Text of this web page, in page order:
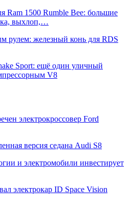
Ram 1500 Rumble Bee: большие
выхлоп,…
рулем: железный конь для RDS
Sport: ещё один уличный
V8
электрокроссовер Ford
версия седана Audi S8
и электромобили инвестирует
электрокар ID Space Vision